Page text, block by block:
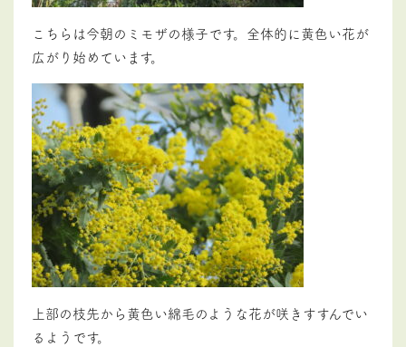
こちらは今朝のミモザの様子です。全体的に黄色い花が
広がり始めています。
上部の枝先から黄色い綿毛のような花が咲きすすんでい
るようです。